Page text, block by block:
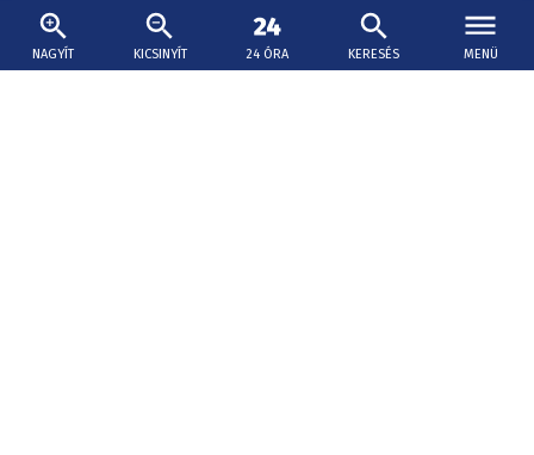
NAGYÍT KICSINYÍT 24 ÓRA KERESÉS MENÜ